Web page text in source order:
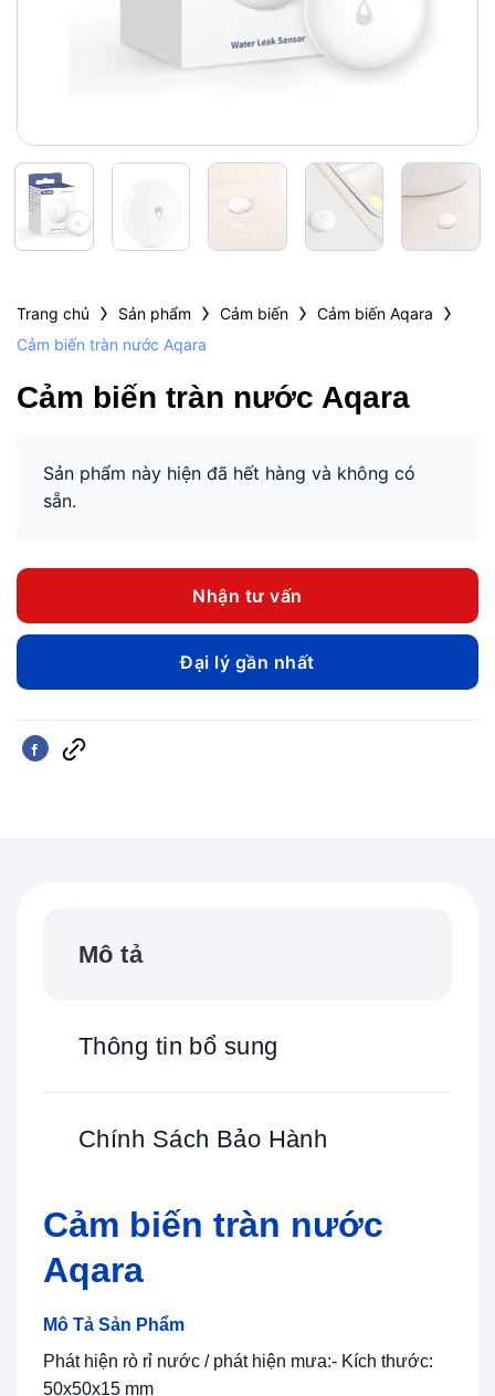
Trang chủ › Sản phẩm › Cảm biến › Cảm biến Aqara ›
Cảm biến tràn nước Aqara
Cảm biến tràn nước Aqara
Sản phẩm này hiện đã hết hàng và không có
sẵn.
Nhận tư vấn
Đại lý gần nhất
Mô tả
Thông tin bổ sung
Chính Sách Bảo Hành
Cảm biến tràn nước
Aqara
Mô Tả Sản Phẩm
Phát hiện rò rỉ nước / phát hiện mưa:- Kích thước:
50x50x15 mm